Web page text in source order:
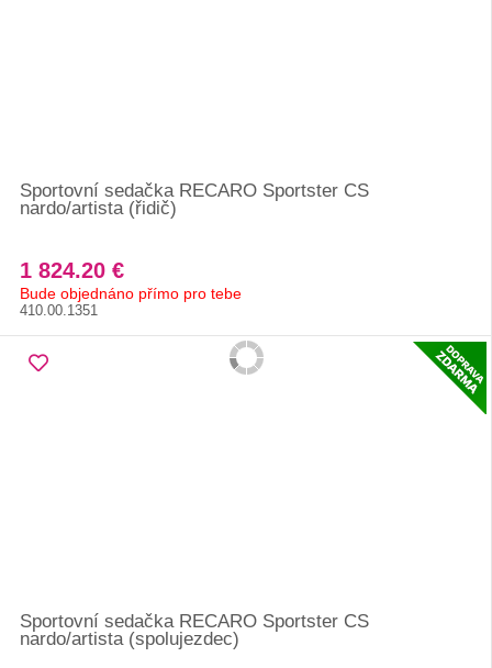
Sportovní sedačka RECARO Sportster CS
nardo/artista (řidič)
1 824.20 €
Bude objednáno přímo pro tebe
410.00.1351
Sportovní sedačka RECARO Sportster CS
nardo/artista (spolujezdec)